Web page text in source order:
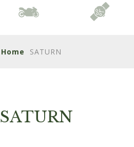
Home SATURN
SATURN